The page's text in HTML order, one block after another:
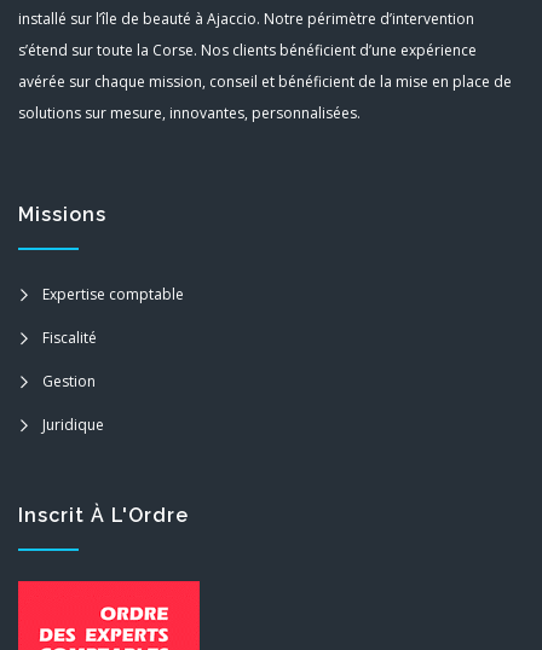
installé sur l’île de beauté à Ajaccio. Notre périmètre d’intervention
s’étend sur toute la Corse. Nos clients bénéficient d’une expérience
avérée sur chaque mission, conseil et bénéficient de la mise en place de
solutions sur mesure, innovantes, personnalisées.
Missions
Expertise comptable
Fiscalité
Gestion
Juridique
Inscrit À L'Ordre